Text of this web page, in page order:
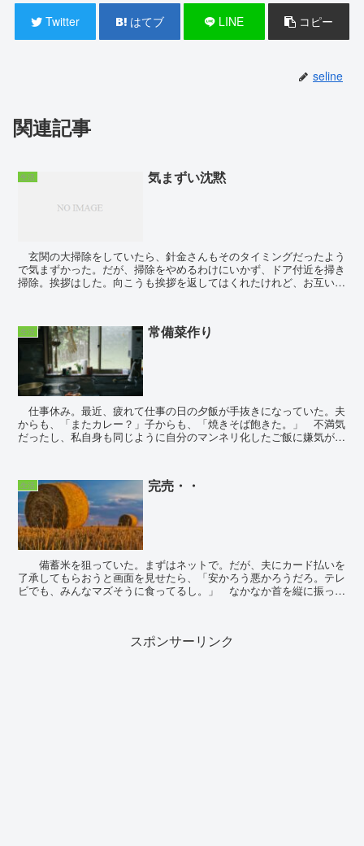
Twitter はてブ LINE コピー
seline
関連記事
生活 気まずい沈黙
玄関の大掃除をしていたら、針金さんもそのタイミングだったよう
で気まずかった。だが、掃除をやめるわけにいかず、ドア付近を掃き
掃除。挨拶はした。向こうも挨拶を返してはくれたけれど、お互いの
生活 常備菜作り
仕事休み。最近、疲れて仕事の日の夕飯が手抜きになっていた。夫
からも、「またカレー？」子からも、「焼きそば飽きた。」 不満気
だったし、私自身も同じように自分のマンネリ化したご飯に嫌気がさ
生活 完売・・
備蓄米を狙っていた。まずはネットで。だが、夫にカード払いを
了承してもらおうと画面を見せたら、「安かろう悪かろうだろ。テレ
ビでも、みんなマズそうに食ってるし。」 なかなか首を縦に振って
スポンサーリンク